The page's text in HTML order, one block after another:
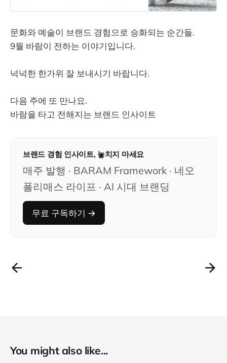
의 관점에서 만나봅니다. 여러분의 다
문화와 예술이 브랜드 경험으로 승화되는 순간들.
9월 바람이 전하는 이야기입니다.
넉넉한 한가위 잘 보내시기 바랍니다.
다음 주에 또 만나요.
바람을 타고 전해지는 브랜드 인사이트
브랜드 경험 인사이트, 놓치지 마세요
매주 발행 · BARAM Framework · 네오
폴리매스 라이프 · AI 시대 브랜딩
무료 구독하기 →
You might also like...